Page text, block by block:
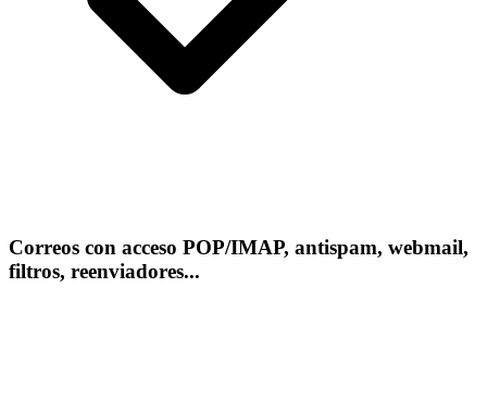
Correos con acceso POP/IMAP, antispam, webmail,
filtros, reenviadores...